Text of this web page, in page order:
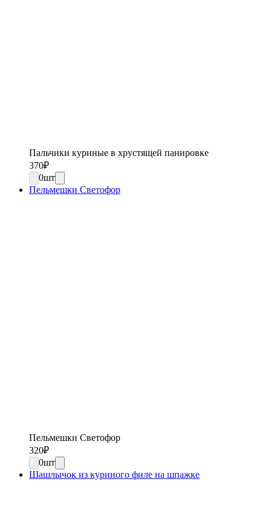
Пальчики куриные в хрустящей панировке
370₽
0шт
Пельмешки Светофор
Пельмешки Светофор
320₽
0шт
Шашлычок из куриного филе на шпажке